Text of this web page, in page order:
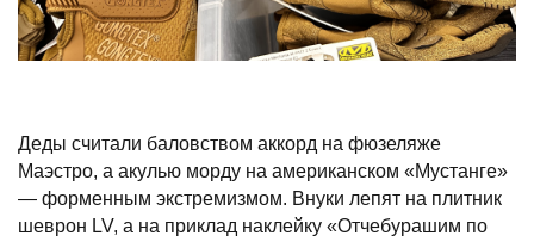
Деды считали баловством аккорд на фюзеляже
Маэстро, а акулью морду на американском «Мустанге»
— форменным экстремизмом. Внуки лепят на плитник
шеврон LV, а на приклад наклейку «Отчебурашим по